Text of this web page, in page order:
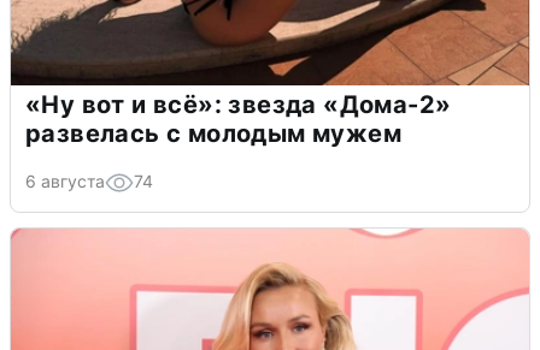
«Ну вот и всё»: звезда «Дома-2»
развелась с молодым мужем
6 августа 74